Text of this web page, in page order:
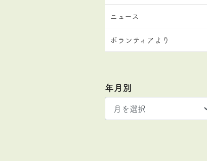
ニュース
ボランティアより
年月別